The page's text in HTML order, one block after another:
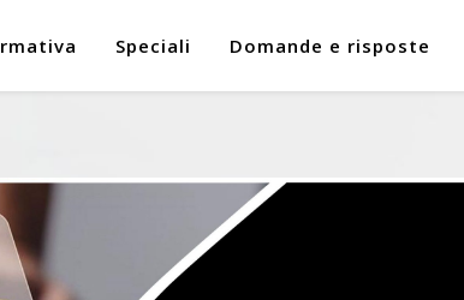
Speciali Domande e risposte